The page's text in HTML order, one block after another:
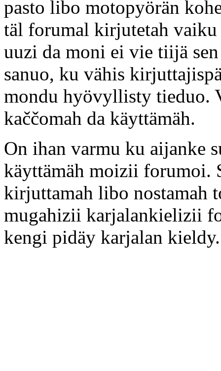
pasto libo motopyörän
täl forumal kirjutetah
uuzi da moni ei vie tiijä
sanuo, ku vähis
mondu hyövyllisty tieduo.
kaččomah da käyttämäh.
On ihan varmu ku aijanke
käyttämäh moizii forumoi.
kirjuttamah libo nostamah
mugahizii karjalankielizii
kengi pidäy karjalan kieldy.